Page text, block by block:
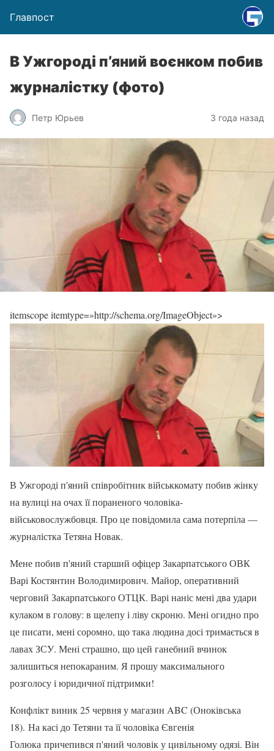
Главпост
В Ужгороді п’яний воєнком побив
журналістку (фото)
Петр Юрьев 3 года назад
itemscope itemtype=»http://schema.org/ImageObject»>
В Ужгороді п'яний співробітник військкомату побив жінку
на вулиці на очах її пораненого чоловіка-
військовослужбовця. Про це повідомила сама потерпіла —
журналістка Тетяна Новак.
Мене побив п'яний старший офіцер Закарпатського ОВК
Варі Костянтин Володимирович. Майор, оперативний
черговий Закарпатського ОТЦК. Варі наніс мені два удари
кулаком в голову: в щелепу і ліву скроню. Мені огидно про
це писати, мені соромно, що така людина досі тримається в
лавах ЗСУ. Мені страшно, що цей ганебний вчинок
залишиться непокараним. Я прошу максимального
розголосу і юридичної підтримки!
Конфлікт виник 25 червня у магазин ABC (Оноківська
18). На касі до Тетяни та її чоловіка Євгенія
Голюка причепився п'яний чоловік у цивільному одязі. Він